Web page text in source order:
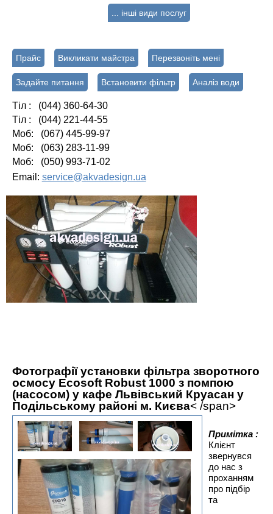
... інші види послуг
Прайс Викликати майстра Перезвоніть мені
Задайте питання Встановити фільтр Аналіз води
Тіл : (044) 360-64-30
Тіл : (044) 221-44-55
Моб: (067) 445-99-97
Моб: (063) 283-11-99
Моб: (050) 993-71-02
Email: service@akvadesign.ua
Фотографії установки фільтра зворотного
осмосу Ecosoft Robust 1000 з помпою
(насосом) у кафе Львівський Круасан у
Подільському районі м. Києва< /span>
Примітка :
Клієнт
звернувся
до нас з
проханням
про підбір
та